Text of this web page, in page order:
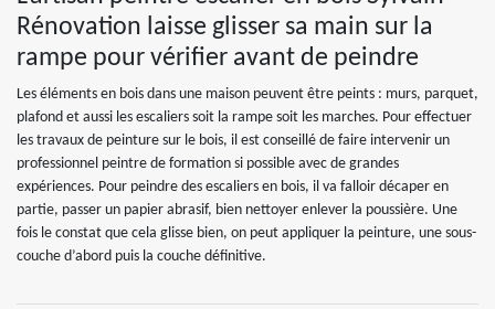
Rénovation laisse glisser sa main sur la
rampe pour vérifier avant de peindre
Les éléments en bois dans une maison peuvent être peints : murs, parquet,
plafond et aussi les escaliers soit la rampe soit les marches. Pour effectuer
les travaux de peinture sur le bois, il est conseillé de faire intervenir un
professionnel peintre de formation si possible avec de grandes
expériences. Pour peindre des escaliers en bois, il va falloir décaper en
partie, passer un papier abrasif, bien nettoyer enlever la poussière. Une
fois le constat que cela glisse bien, on peut appliquer la peinture, une sous-
couche d’abord puis la couche définitive.